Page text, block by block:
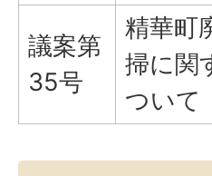
議案第
35号
精華町
掃に関
ついて